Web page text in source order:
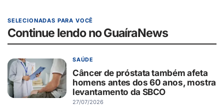
SELECIONADAS PARA VOCÊ
Continue lendo no GuaíraNews
SAÚDE
Câncer de próstata também afeta
homens antes dos 60 anos, mostra
levantamento da SBCO
27/07/2026